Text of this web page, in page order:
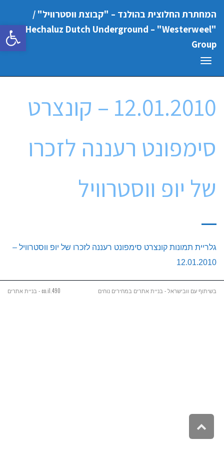
פתח
המחתרת החלוצית בהולנד – "קבוצת ווסטרוויל" /
"Hechaluz Dutch Underground – "Westerweel
Group
תפריט
12.01.2010 – קונצרט
סימפונט רעננה לזכרו
של יופ ווסטרוויל
גלריית תמונות קונצרט סימפונט רעננה לזכרו של יופ ווסטרוויל –
12.01.2010
בשיתוף עם וובישראל - בניית אתרים במחירים נוחים 490.co.il - בניית אתרים
לראש